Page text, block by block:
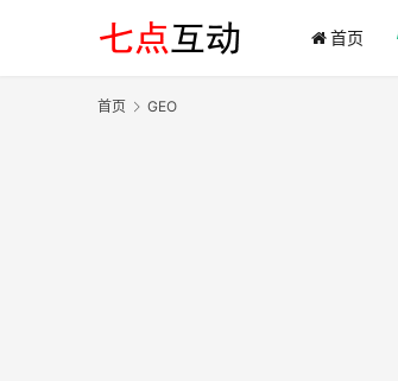
首页
首页 GEO